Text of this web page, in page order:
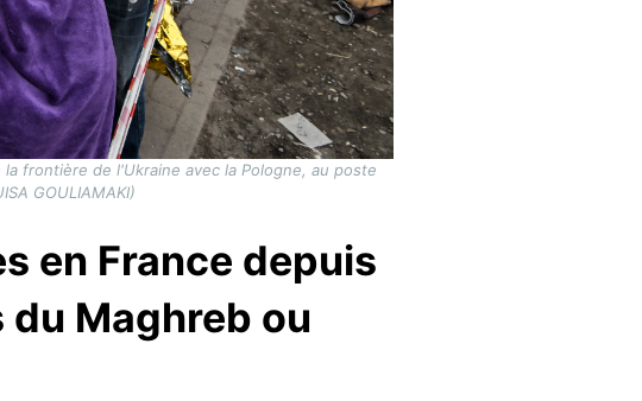
frontière de l'Ukraine avec la Pologne, au poste
GOULIAMAKI)
en France depuis
Maghreb ou